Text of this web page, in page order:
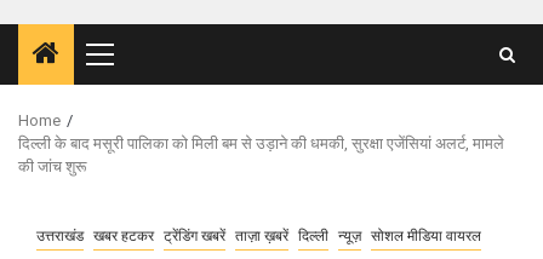
Primary
Menu
Home
दिल्ली के बाद मसूरी पालिका को मिली बम से उड़ाने की धमकी, सुरक्षा एजेंसियां अलर्ट, मामले
की जांच शुरू
उत्तराखंड खबर हटकर ट्रेंडिंग खबरें ताज़ा ख़बरें दिल्ली न्यूज़ सोशल मीडिया वायरल